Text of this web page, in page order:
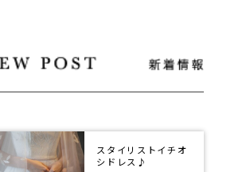
スタイリストイチオ
シドレス♪